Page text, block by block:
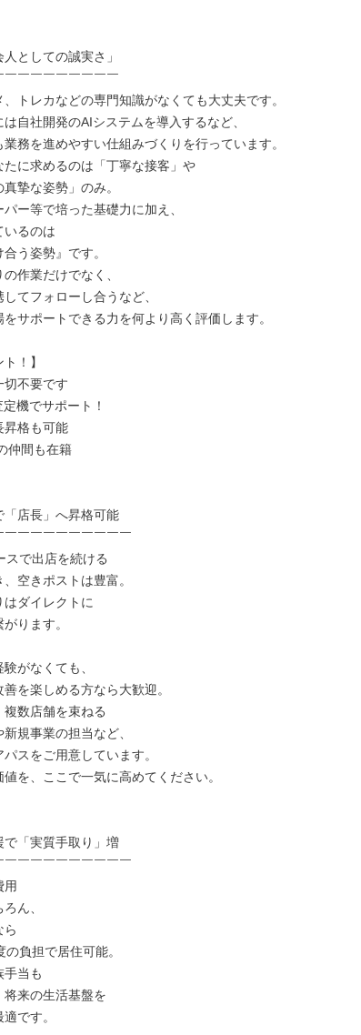
としての誠実さ」
￣￣￣￣￣￣￣￣￣
トレカなどの専門知識がなくても大丈夫です。
は自社開発のAIシステムを導入するなど、
務を進めやすい仕組みづくりを行っています。
たに求めるのは「丁寧な接客」や
真摯な姿勢」のみ。
ー等で培った基礎力に加え、
いるのは
合う姿勢』です。
作業だけでなく、
てフォローし合うなど、
サポートできる力を何より高く評価します。
！】
不要です
機でサポート！
格も可能
仲間も在籍
「店長」へ昇格可能
￣￣￣￣￣￣￣￣￣￣
スで出店を続ける
空きポストは豊富。
ダイレクトに
ります。
がなくても、
を楽しめる方なら大歓迎。
複数店舗を束ねる
規事業の担当など、
スをご用意しています。
を、ここで一気に高めてください。
で「実質手取り」増
￣￣￣￣￣￣￣￣￣￣
用
ん、
ら
の負担で居住可能。
手当も
将来の生活基盤を
です。